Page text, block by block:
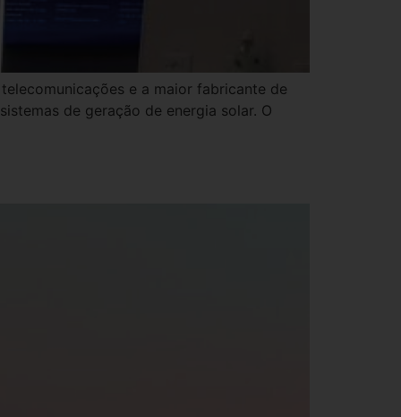
e a maior fabricante de
de geração de energia solar. O